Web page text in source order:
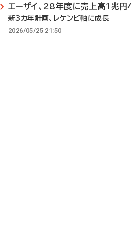
エーザイ、28年度に売上高1兆円
新3カ年計画、レケンビ軸に成長
2026/05/25 21:50